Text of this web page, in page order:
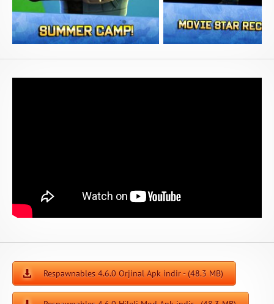
Respawnables 4.6.0 Orjinal Apk indir - (48.3 MB)